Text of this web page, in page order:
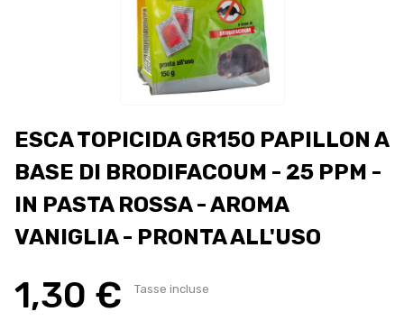
ESCA TOPICIDA GR150 PAPILLON A
BASE DI BRODIFACOUM - 25 PPM -
IN PASTA ROSSA - AROMA
VANIGLIA - PRONTA ALL'USO
1,30 € Tasse incluse